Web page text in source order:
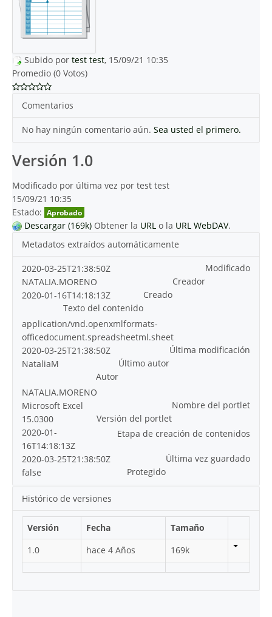
Subido por test test, 15/09/21 10:35
Promedio (0 Votos)
Comentarios
No hay ningún comentario aún. Sea usted el primero.
Versión 1.0
Modificado por última vez por test test
15/09/21 10:35
Estado: Aprobado
Descargar (169k) Obtener la URL o la URL WebDAV.
Metadatos extraídos automáticamente
Modificado
2020-03-25T21:38:50Z
Creador
NATALIA.MORENO
Creado
2020-01-16T14:18:13Z
Texto del contenido
application/vnd.openxmlformats-
officedocument.spreadsheetml.sheet
Última modificación
2020-03-25T21:38:50Z
Último autor
NataliaM
Autor
NATALIA.MORENO
Nombre del portlet
Microsoft Excel
Versión del portlet
15.0300
Etapa de creación de contenidos
2020-01-
16T14:18:13Z
Última vez guardado
2020-03-25T21:38:50Z
Protegido
false
Histórico de versiones
Versión Fecha
Tamaño
1.0
hace 4 Años 169k